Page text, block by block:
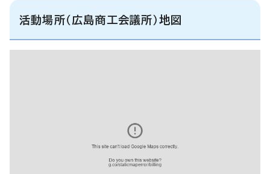
活動場所（広島商工会議所）地図